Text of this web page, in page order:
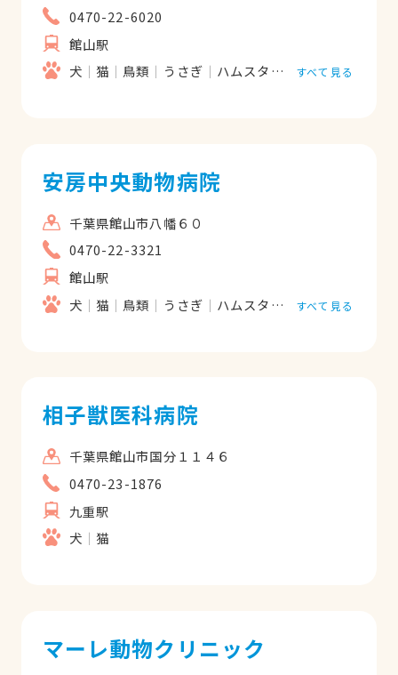
0470-22-6020
館山駅
犬
猫 鳥類 うさぎ ハムスター フェレット
すべて見る
安房中央動物病院
千葉県館山市八幡６０
0470-22-3321
館山駅
犬
猫 鳥類 うさぎ ハムスター フェレット
すべて見る
相子獣医科病院
千葉県館山市国分１１４６
0470-23-1876
九重駅
犬
猫
マーレ動物クリニック